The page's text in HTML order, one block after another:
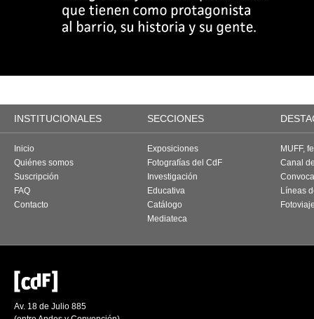
INSTITUCIONALES SECCIONES
Inicio
Quiénes somos
Suscripción
FAQ
Contacto
Exposiciones
Fotografías del CdF
Investigación
Educativa
Catálogo
Mediateca
MUFF,
Canal
Líneas
Av. 18 de Julio 885